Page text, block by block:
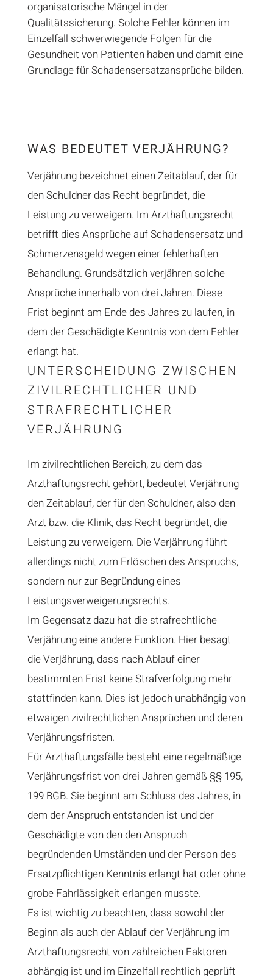
organisatorische Mängel in der
Qualitätssicherung. Solche Fehler können im
Einzelfall schwerwiegende Folgen für die
Gesundheit von Patienten haben und damit eine
Grundlage für Schadensersatzansprüche bilden.
WAS BEDEUTET VERJÄHRUNG?
Verjährung bezeichnet einen Zeitablauf, der für
den Schuldner das Recht begründet, die
Leistung zu verweigern. Im Arzthaftungsrecht
betrifft dies Ansprüche auf Schadensersatz und
Schmerzensgeld wegen einer fehlerhaften
Behandlung. Grundsätzlich verjähren solche
Ansprüche innerhalb von drei Jahren. Diese
Frist beginnt am Ende des Jahres zu laufen, in
dem der Geschädigte Kenntnis von dem Fehler
erlangt hat.
UNTERSCHEIDUNG ZWISCHEN
ZIVILRECHTLICHER UND
STRAFRECHTLICHER
VERJÄHRUNG
Im zivilrechtlichen Bereich, zu dem das
Arzthaftungsrecht gehört, bedeutet Verjährung
den Zeitablauf, der für den Schuldner, also den
Arzt bzw. die Klinik, das Recht begründet, die
Leistung zu verweigern. Die Verjährung führt
allerdings nicht zum Erlöschen des Anspruchs,
sondern nur zur Begründung eines
Leistungsverweigerungsrechts.
Im Gegensatz dazu hat die strafrechtliche
Verjährung eine andere Funktion. Hier besagt
die Verjährung, dass nach Ablauf einer
bestimmten Frist keine Strafverfolgung mehr
stattfinden kann. Dies ist jedoch unabhängig von
etwaigen zivilrechtlichen Ansprüchen und deren
Verjährungsfristen.
Für Arzthaftungsfälle besteht eine regelmäßige
Verjährungsfrist von drei Jahren gemäß §§ 195,
199 BGB. Sie beginnt am Schluss des Jahres, in
dem der Anspruch entstanden ist und der
Geschädigte von den den Anspruch
begründenden Umständen und der Person des
Ersatzpflichtigen Kenntnis erlangt hat oder ohne
grobe Fahrlässigkeit erlangen musste.
Es ist wichtig zu beachten, dass sowohl der
Beginn als auch der Ablauf der Verjährung im
Arzthaftungsrecht von zahlreichen Faktoren
abhängig ist und im Einzelfall rechtlich geprüft